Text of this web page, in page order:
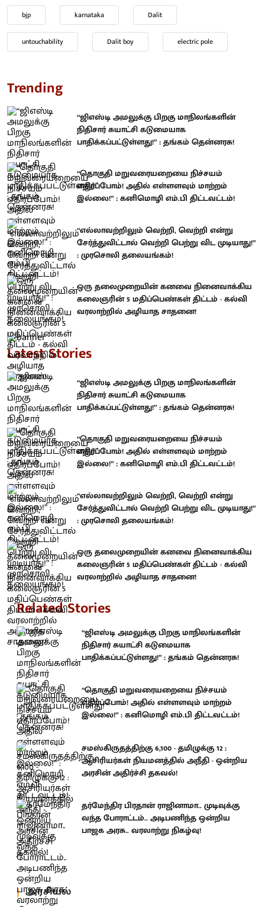
bjp karnataka Dalit
untouchability Dalit boy electric pole
Trending
“ஜிஎஸ்டி அமலுக்கு பிறகு மாநிலங்களின்
நிதிசார் சுயாட்சி கடுமையாக
பாதிக்கப்பட்டுள்ளது!” : தங்கம் தென்னரசு!
“தொகுதி மறுவரையறையை நிச்சயம்
எதிர்ப்போம்! அதில் எள்ளளவும் மாற்றம்
இல்லை!” : கனிமொழி எம்.பி திட்டவட்டம்!
“எல்லாவற்றிலும் வெற்றி, வெற்றி என்று
சேர்த்துவிட்டால் வெற்றி பெற்று விட முடியாது!”
: முரசொலி தலையங்கம்!
ஒரு தலைமுறையின் கனவை நினைவாக்கிய
கலைஞரின் 5 மதிப்பெண்கள் திட்டம் - கல்வி
வரலாற்றில் அழியாத சாதனை!
Latest Stories
“ஜிஎஸ்டி அமலுக்கு பிறகு மாநிலங்களின்
நிதிசார் சுயாட்சி கடுமையாக
பாதிக்கப்பட்டுள்ளது!” : தங்கம் தென்னரசு!
“தொகுதி மறுவரையறையை நிச்சயம்
எதிர்ப்போம்! அதில் எள்ளளவும் மாற்றம்
இல்லை!” : கனிமொழி எம்.பி திட்டவட்டம்!
“எல்லாவற்றிலும் வெற்றி, வெற்றி என்று
சேர்த்துவிட்டால் வெற்றி பெற்று விட முடியாது!”
: முரசொலி தலையங்கம்!
ஒரு தலைமுறையின் கனவை நினைவாக்கிய
கலைஞரின் 5 மதிப்பெண்கள் திட்டம் - கல்வி
வரலாற்றில் அழியாத சாதனை!
Related Stories
“ஜிஎஸ்டி அமலுக்கு பிறகு மாநிலங்களின்
நிதிசார் சுயாட்சி கடுமையாக
பாதிக்கப்பட்டுள்ளது!” : தங்கம் தென்னரசு!
“தொகுதி மறுவரையறையை நிச்சயம்
எதிர்ப்போம்! அதில் எள்ளளவும் மாற்றம்
இல்லை!” : கனிமொழி எம்.பி திட்டவட்டம்!
சமஸ்கிருதத்திற்கு 6,100 - தமிழுக்கு 12 :
ஆசிரியர்கள் நியமனத்தில் அநீதி - ஒன்றிய
அரசின் அதிர்ச்சி தகவல்!
தர்மேந்திர பிரதான் ராஜினாமா.. முடிவுக்கு
வந்த போராட்டம்.. அடிபணிந்த ஒன்றிய
பாஜக அரசு.. வரலாற்று நிகழ்வு!
அரசியல்